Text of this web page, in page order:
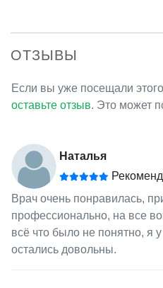
ОТЗЫВЫ
Если вы уже посещали
оставьте отзыв. Это может
Наталья
Врач очень понравилась,
профессионально, на все
всё что было не понятно, я
остались довольны.